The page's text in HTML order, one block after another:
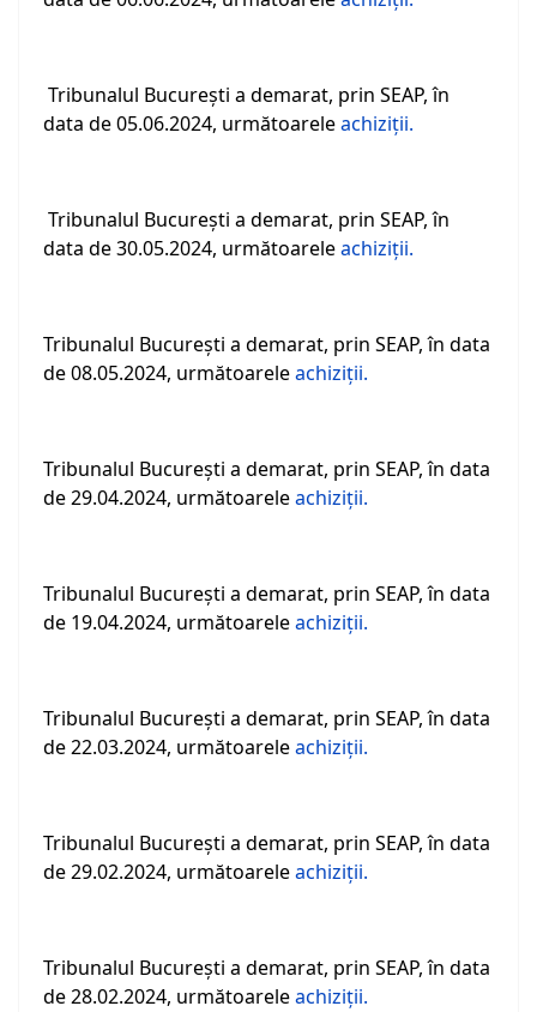
Tribunalul Bucureşti a demarat, prin SEAP, în
data de 05.06.2024, următoareleachiziţii.
Tribunalul Bucureşti a demarat, prin SEAP, în
data de 30.05.2024, următoareleachiziţii.
Tribunalul Bucureşti a demarat, prin SEAP, în data
de 08.05.2024, următoareleachiziţii.
Tribunalul Bucureşti a demarat, prin SEAP, în data
de 29.04.2024, următoareleachiziţii.
Tribunalul Bucureşti a demarat, prin SEAP, în data
de 19.04.2024, următoareleachiziţii.
Tribunalul Bucureşti a demarat, prin SEAP, în data
de 22.03.2024, următoareleachiziţii.
Tribunalul Bucureşti a demarat, prin SEAP, în data
de 29.02.2024, următoareleachiziţii.
Tribunalul Bucureşti a demarat, prin SEAP, în data
de 28.02.2024, următoareleachiziţii.